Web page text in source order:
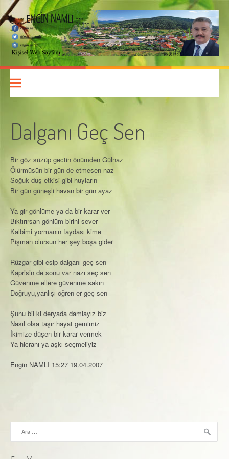
İçeriğe
atla
Engin Namlı
KIŞISEL WEB SAYFASI
Dalganı Geç Sen
Bir göz süzüp gectin önümden Gülnaz
Ölürmüsün bir gün de etmesen naz
Soğuk duş etkisi gibi huyların
Bir gün güneşli havan bir gün ayaz
Ya gir gönlüme ya da bir karar ver
Bıktırırsan gönlüm birini sever
Kalbimi yormanın faydası kime
Pişman olursun her şey boşa gider
Rüzgar gibi esip dalganı geç sen
Kaprisin de sonu var nazı seç sen
Güvenme ellere güvenme sakın
Doğruyu,yanlışı öğren er geç sen
Şunu bil ki deryada damlayız biz
Nasıl olsa taşır hayat gemimiz
İkimize düşen bir karar vermek
Ya hicranı ya aşkı seçmeliyiz
Engin NAMLI 15:27 19.04.2007